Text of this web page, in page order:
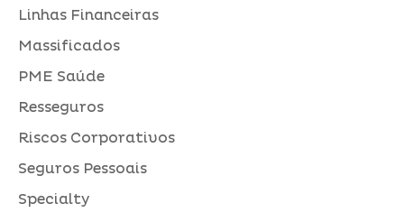
Linhas Financeiras
Massificados
PME Saúde
Resseguros
Riscos Corporativos
Seguros Pessoais
Specialty